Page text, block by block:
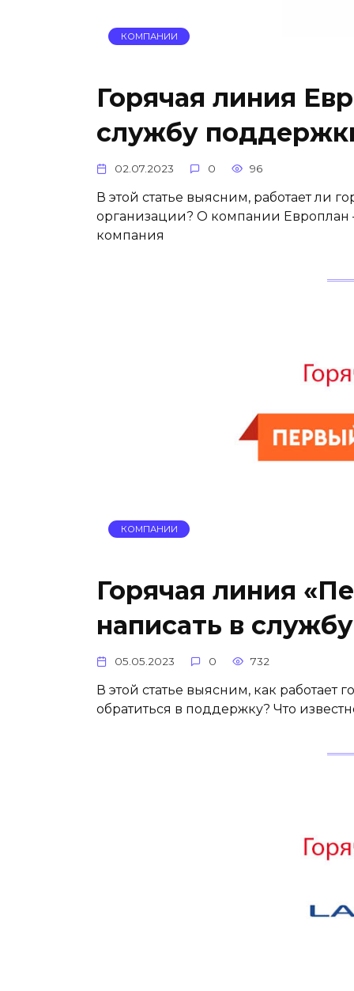
КОМПАНИИ
Горячая линия
службу
02.07.2023 0 96
В этой статье выясним, работает ли
организации? О компании Европлан
компания
КОМПАНИИ
Горячая линия
написать в
05.05.2023 0 732
В этой статье выясним, как
обратиться в поддержку? Что